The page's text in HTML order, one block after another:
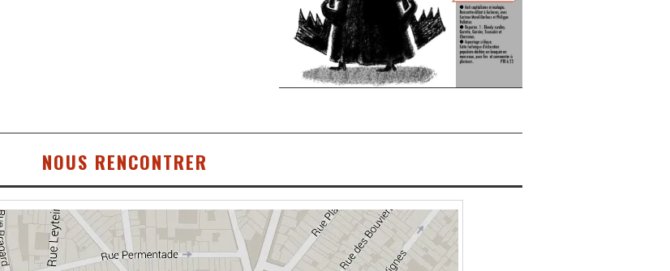
NOUS RENCONTRER